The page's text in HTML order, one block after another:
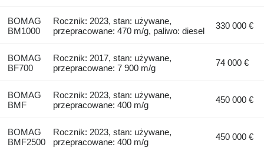
BOMAG
BM1000
Rocznik: 2023, stan: używane,
przepracowane: 470 m/g, paliwo: diesel
330 000 €
BOMAG
BF700
Rocznik: 2017, stan: używane,
przepracowane: 7 900 m/g
74 000 €
BOMAG
BMF
Rocznik: 2023, stan: używane,
przepracowane: 400 m/g
450 000 €
BOMAG
BMF2500
Rocznik: 2023, stan: używane,
przepracowane: 400 m/g
450 000 €